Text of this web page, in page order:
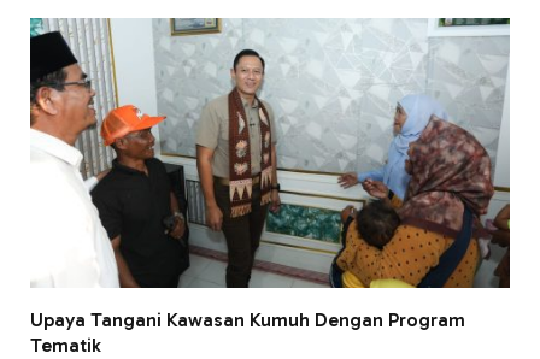
Upaya Tangani Kawasan Kumuh Dengan Program
Tematik